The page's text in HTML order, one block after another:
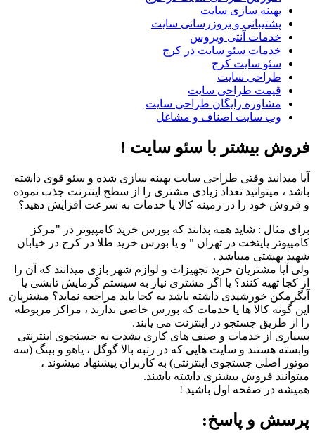
بهینه سازی سایت
پشتیبانی و بروزرسانی سایت
خدمات آنتی ویروس
خدمات سئو سایت در کرج
سئو سایت کرج
طراحی سایت
قیمت طراحی سایت
مشاوره رایگان طراحی سایت
وب سایت اصناف و مشاغل
فروش بیشتر با سئو سایت !
آیا میدانید وقتی طراحی سایت بهینه سازی شده و سئو قوی داشته
باشد ، میتوانید تعداد زیادی مشتری را از سطح اینترنت جذب نموده
و فروش خود را در زمینه کالا یا خدمات به سرعت افزایش دهید؟
برای مثال : شاید همه بدانند که بورس خرید کامپیوتر در "مرکز
کامپیوتر پایتخت در تهران " و یا بورس خرید طلا در کرج در خیابان
شهید بهشتی میباشد .
ولی آیا مشتریان خرید تجهیزات و لوازم شهر بازی میدانند که آن را
از کجا تهیه کنند؟ یا اگر مشتری نیاز به سیستم گرمایش تابشی یا
آبگرمکن خورشیدی داشته باشد به کجا باید مراجعه نماید؟ مشتریان
این گونه کالا ها یا خدمات که بورس خاصی ندارند ، مراکز مربوطه
را از طریق جستجو در اینترنت می یابند.
بسیاری از خدمات و صنف های کاری بشدت به جستجوی اینترنتی
وابسته هستند و سایت هایی که در رتبه بالا گوگل ، یاهو و بینگ (سه
موتور اصلی جستجوی اینترنتی) به کاربران پیشنهاد میشوند ،
میتوانند فروش بیشتری داشته باشند.
همیشه در صفحه اول باشید !
پرسش و پاسخ: